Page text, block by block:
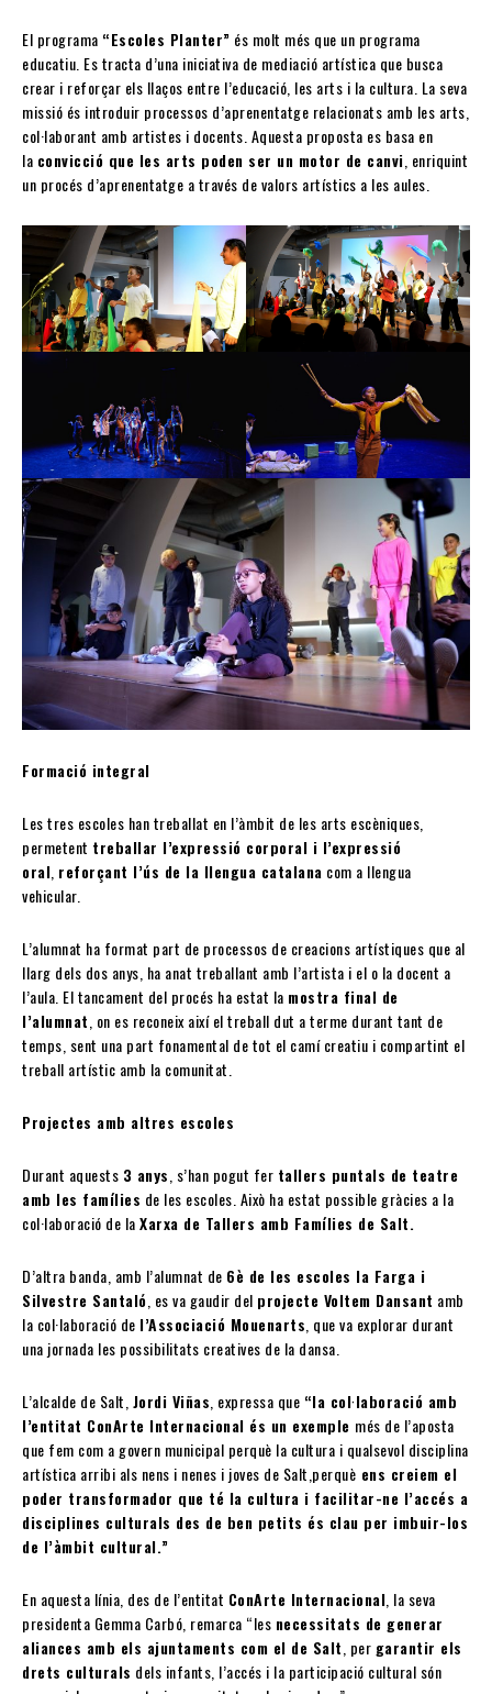
El programa “Escoles Planter” és molt més que un programa
educatiu. Es tracta d’una iniciativa de mediació artística que busca
crear i reforçar els llaços entre l’educació, les arts i la cultura. La seva
missió és introduir processos d’aprenentatge relacionats amb les arts,
col·laborant amb artistes i docents. Aquesta proposta es basa en
la convicció que les arts poden ser un motor de canvi, enriquint
un procés d’aprenentatge a través de valors artístics a les aules.
Formació integral
Les tres escoles han treballat en l’àmbit de les arts escèniques,
permetent treballar l’expressió corporal i l’expressió
oral reforçant l’ús de la llengua catalana com a llengua
vehicular.
L’alumnat ha format part de processos de creacions artístiques que al
llarg dels dos anys, ha anat treballant amb l’artista i el o la docent a
l’aula. El tancament del procés ha estat la mostra final de
l’alumnat , on es reconeix així el treball dut a terme durant tant de
temps, sent una part fonamental de tot el camí creatiu i compartint el
treball artístic amb la comunitat.
Projectes amb altres escoles
Durant aquests 3 anys , s’han pogut fer tallers puntals de teatre
amb les famílies de les escoles. Això ha estat possible gràcies a la
col·laboració de laXarxa de Tallers amb Famílies de Salt.
D’altra banda, amb l’alumnat de 6è de les escoles la Farga i
Silvestre Santaló , es va gaudir del projecte Voltem Dansant amb
la col·laboració de l’Associació Mouenarts , que va explorar durant
una jornada les possibilitats creatives de la dansa.
L’alcalde de Salt, Jordi Viñas , expressa que “la col·laboració amb
l’entitat ConArte Internacional és un exemple més de l’aposta
que fem com a govern municipal perquè la cultura i qualsevol disciplina
artística arribi als nens i nenes i joves de Salt,perquè ens creiem el
poder transformador que té la cultura i facilitar-ne l’accés a
disciplines culturals des de ben petits és clau per imbuir-los
de l’àmbit cultural.”
En aquesta línia, des de l’entitat ConArte Internacional , la seva
presidenta Gemma Carbó, remarca “les necessitats de generar
aliances amb els ajuntaments com el de Salt , per garantir els
drets culturals dels infants, l’accés i la participació cultural són